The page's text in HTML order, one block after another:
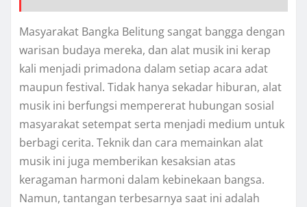
Masyarakat Bangka Belitung sangat bangga dengan
warisan budaya mereka, dan alat musik ini kerap
kali menjadi primadona dalam setiap acara adat
maupun festival. Tidak hanya sekadar hiburan, alat
musik ini berfungsi mempererat hubungan sosial
masyarakat setempat serta menjadi medium untuk
berbagi cerita. Teknik dan cara memainkan alat
musik ini juga memberikan kesaksian atas
keragaman harmoni dalam kebinekaan bangsa.
Namun, tantangan terbesarnya saat ini adalah